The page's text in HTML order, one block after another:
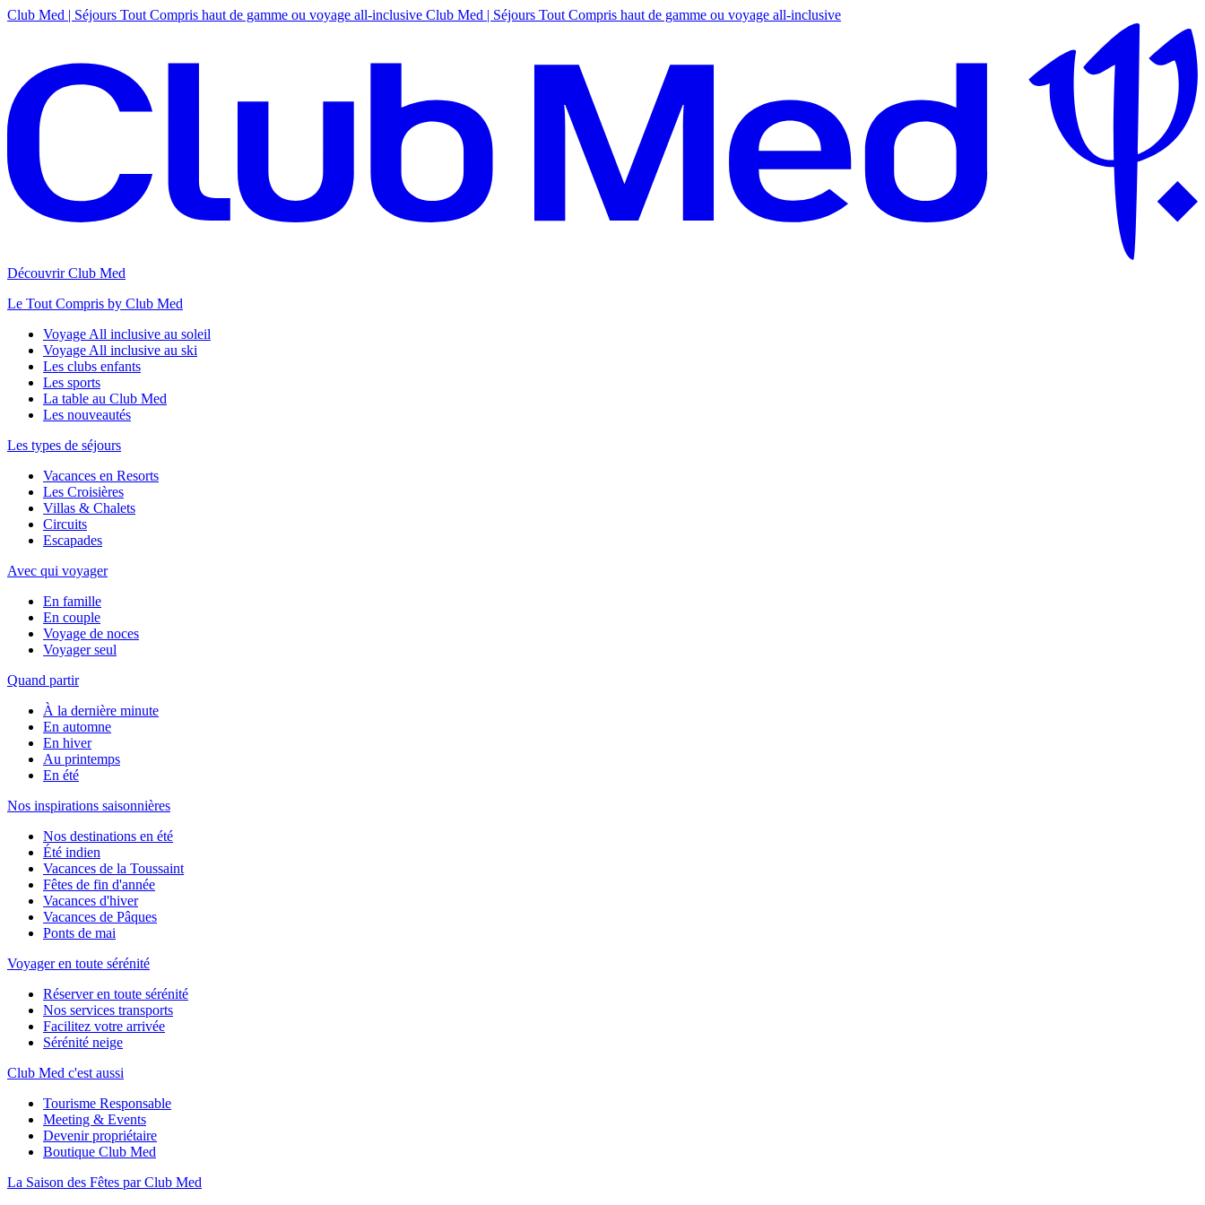
Club Med | Séjours Tout Compris haut de gamme ou voyage all-inclusive Club Med | Séjours Tout Compris haut de gamme ou voyage all-inclusive
Découvrir Club Med
Le Tout Compris by Club Med
Voyage All inclusive au soleil
Voyage All inclusive au ski
Les clubs enfants
Les sports
La table au Club Med
Les nouveautés
Les types de séjours
Vacances en Resorts
Les Croisières
Villas & Chalets
Circuits
Escapades
Avec qui voyager
En famille
En couple
Voyage de noces
Voyager seul
Quand partir
À la dernière minute
En automne
En hiver
Au printemps
En été
Nos inspirations saisonnières
Nos destinations en été
Été indien
Vacances de la Toussaint
Fêtes de fin d'année
Vacances d'hiver
Vacances de Pâques
Ponts de mai
Voyager en toute sérénité
Réserver en toute sérénité
Nos services transports
Facilitez votre arrivée
Sérénité neige
Club Med c'est aussi
Tourisme Responsable
Meeting & Events
Devenir propriétaire
Boutique Club Med
La Saison des Fêtes par Club Med